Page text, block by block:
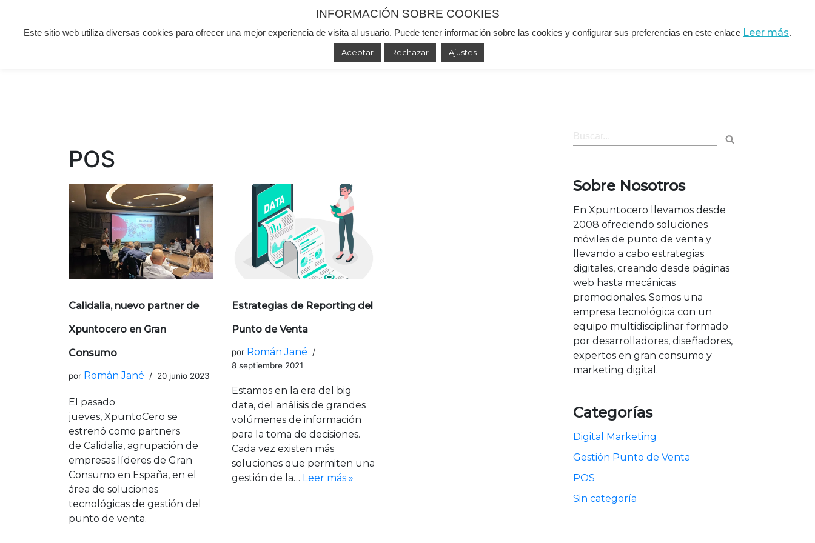
Saltar
Solución Gestión de Punto de Venta Agente IA Reconocimiento de Imágenes
Otros Servicios
Blog Español
POS
Calidalia, nuevo partner de
Xpuntocero en Gran
Consumo
por Román Jané 20 junio 2023
El pasado
jueves, XpuntoCero se
estrenó como partners
de Calidalia, agrupación de
empresas líderes de Gran
Consumo en España, en el
área de soluciones
tecnológicas de gestión del
punto de venta.
Estrategias de Reporting del
Punto de Venta
por Román Jané
8 septiembre 2021
Estamos en la era del big
data, del análisis de grandes
volúmenes de información
para la toma de decisiones.
Cada vez existen más
soluciones que permiten una
gestión de la… Leer más »
Sobre Nosotros
En Xpuntocero llevamos desde
2008 ofreciendo soluciones
móviles de punto de venta y
llevando a cabo estrategias
digitales, creando desde páginas
web hasta mecánicas
promocionales. Somos una
empresa tecnológica con un
equipo multidisciplinar formado
por desarrolladores, diseñadores,
expertos en gran consumo y
marketing digital.
Categorías
Digital Marketing
Gestión Punto de Venta
POS
Sin categoría
INFORMACIÓN SOBRE COOKIES
Este sitio web utiliza diversas cookies para ofrecer una mejor experiencia de visita al usuario. Puede tener información sobre las cookies y configurar sus preferencias en este enlace Leer más.
Aceptar Rechazar Ajustes